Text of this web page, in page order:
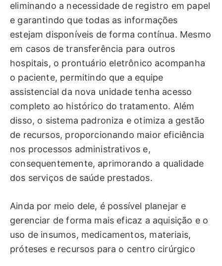
eliminando a necessidade de registro em papel
e garantindo que todas as informações
estejam disponíveis de forma contínua. Mesmo
em casos de transferência para outros
hospitais, o prontuário eletrônico acompanha
o paciente, permitindo que a equipe
assistencial da nova unidade tenha acesso
completo ao histórico do tratamento. Além
disso, o sistema padroniza e otimiza a gestão
de recursos, proporcionando maior eficiência
nos processos administrativos e,
consequentemente, aprimorando a qualidade
dos serviços de saúde prestados.
Ainda por meio dele, é possível planejar e
gerenciar de forma mais eficaz a aquisição e o
uso de insumos, medicamentos, materiais,
próteses e recursos para o centro cirúrgico